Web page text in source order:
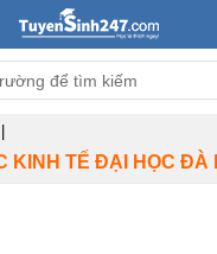
KINH TẾ ĐẠI HỌC ĐÀ